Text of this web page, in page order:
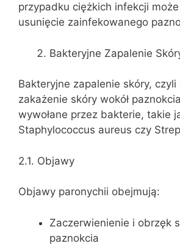
przypadku ciężkich infekcji
usunięcie zainfekowanego
Bakteryjne Zapalenie
Bakteryjne zapalenie skóry,
zakażenie skóry wokół
wywołane przez bakterie, takie
Staphylococcus aureus czy
2.1. Objawy
Objawy paronychii obejmują:
Zaczerwienienie i obrzęk
paznokcia